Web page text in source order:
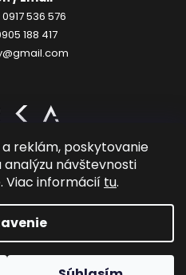
reklám, poskytovanie
návštevnosti
Viac informácií tu.
0917 536 576
188 417
Shoptet
Sport
cookies